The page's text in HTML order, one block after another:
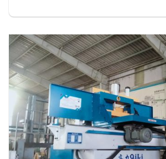
là bước khởi đầu suôn sẻ, giúp xưởng